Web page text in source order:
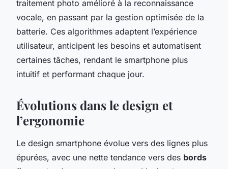
traitement photo amélioré à la reconnaissance
vocale, en passant par la gestion optimisée de la
batterie. Ces algorithmes adaptent l’expérience
utilisateur, anticipent les besoins et automatisent
certaines tâches, rendant le smartphone plus
intuitif et performant chaque jour.
Évolutions dans le design et
l’ergonomie
Le design smartphone évolue vers des lignes plus
épurées, avec une nette tendance vers des bords